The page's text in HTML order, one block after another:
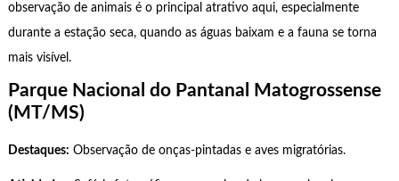
observação de animais é o principal atrativo aqui, especialmente
durante a estação seca, quando as águas baixam e a fauna se torna
mais visível.
Parque Nacional do Pantanal Matogrossense
(MT/MS)
Destaques: Observação de onças-pintadas e aves migratórias.